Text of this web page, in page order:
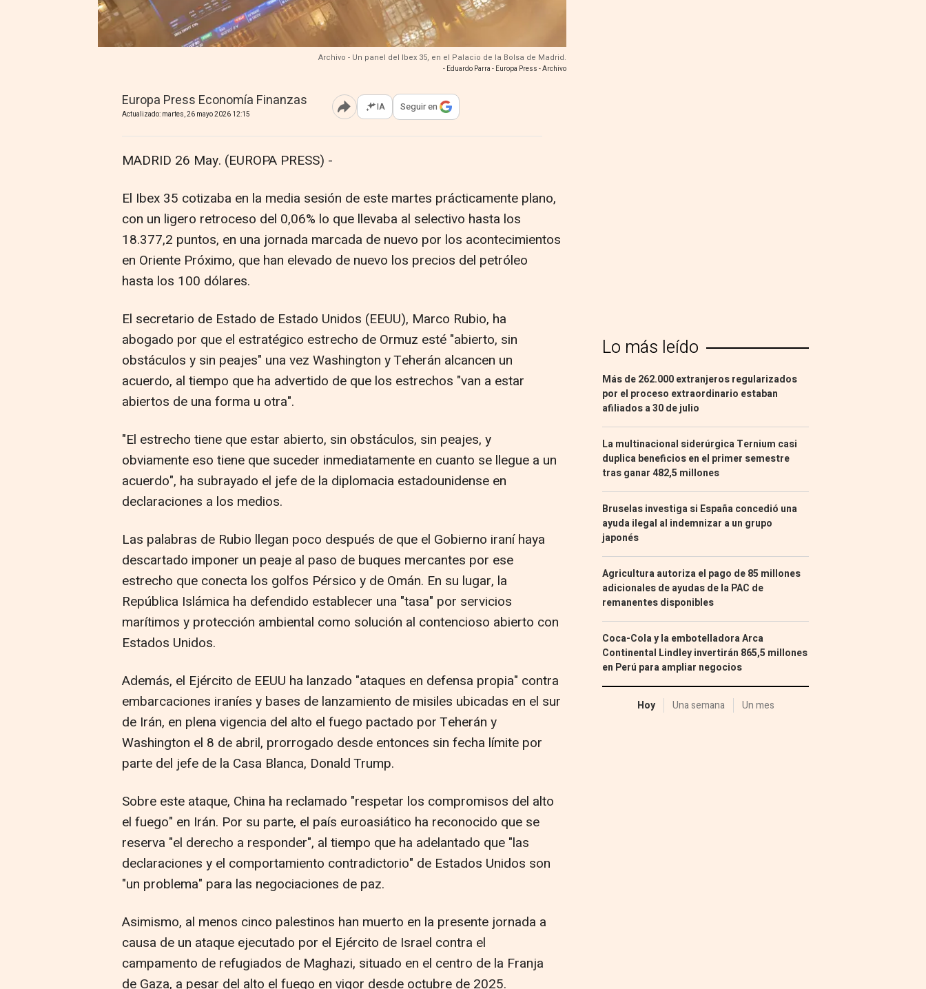
Archivo - Un panel del Ibex 35, en el Palacio de la Bolsa de Madrid.
- Eduardo Parra - Europa Press - Archivo
Europa Press Economía Finanzas
Actualizado: martes, 26 mayo 2026 12:15 Abrir opciones para compartir
IA Seguir en
MADRID 26 May. (EUROPA PRESS) -
El Ibex 35 cotizaba en la media sesión de este martes prácticamente plano,
con un ligero retroceso del 0,06% lo que llevaba al selectivo hasta los
18.377,2 puntos, en una jornada marcada de nuevo por los acontecimientos
en Oriente Próximo, que han elevado de nuevo los precios del petróleo
hasta los 100 dólares.
El secretario de Estado de Estado Unidos (EEUU), Marco Rubio, ha
abogado por que el estratégico estrecho de Ormuz esté "abierto, sin
obstáculos y sin peajes" una vez Washington y Teherán alcancen un
acuerdo, al tiempo que ha advertido de que los estrechos "van a estar
abiertos de una forma u otra".
"El estrecho tiene que estar abierto, sin obstáculos, sin peajes, y
obviamente eso tiene que suceder inmediatamente en cuanto se llegue a un
acuerdo", ha subrayado el jefe de la diplomacia estadounidense en
declaraciones a los medios.
Las palabras de Rubio llegan poco después de que el Gobierno iraní haya
descartado imponer un peaje al paso de buques mercantes por ese
estrecho que conecta los golfos Pérsico y de Omán. En su lugar, la
República Islámica ha defendido establecer una "tasa" por servicios
marítimos y protección ambiental como solución al contencioso abierto con
Estados Unidos.
Además, el Ejército de EEUU ha lanzado "ataques en defensa propia" contra
embarcaciones iraníes y bases de lanzamiento de misiles ubicadas en el sur
de Irán, en plena vigencia del alto el fuego pactado por Teherán y
Washington el 8 de abril, prorrogado desde entonces sin fecha límite por
parte del jefe de la Casa Blanca, Donald Trump.
Sobre este ataque, China ha reclamado "respetar los compromisos del alto
el fuego" en Irán. Por su parte, el país euroasiático ha reconocido que se
reserva "el derecho a responder", al tiempo que ha adelantado que "las
declaraciones y el comportamiento contradictorio" de Estados Unidos son
"un problema" para las negociaciones de paz.
Asimismo, al menos cinco palestinos han muerto en la presente jornada a
causa de un ataque ejecutado por el Ejército de Israel contra el
campamento de refugiados de Maghazi, situado en el centro de la Franja
de Gaza, a pesar del alto el fuego en vigor desde octubre de 2025.
Lo más leído
Más de 262.000 extranjeros regularizados
por el proceso extraordinario estaban
afiliados a 30 de julio
La multinacional siderúrgica Ternium casi
duplica beneficios en el primer semestre
tras ganar 482,5 millones
Bruselas investiga si España concedió una
ayuda ilegal al indemnizar a un grupo
japonés
Agricultura autoriza el pago de 85 millones
adicionales de ayudas de la PAC de
remanentes disponibles
Coca-Cola y la embotelladora Arca
Continental Lindley invertirán 865,5 millones
en Perú para ampliar negocios
Hoy Una semana Un mes